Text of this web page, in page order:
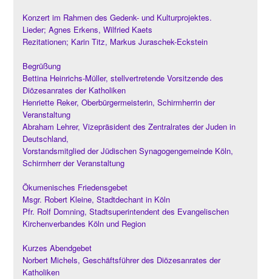
Konzert im Rahmen des Gedenk- und Kulturprojektes.
Lieder; Agnes Erkens, Wilfried Kaets
Rezitationen; Karin Titz, Markus Juraschek-Eckstein
Begrüßung
Bettina Heinrichs-Müller, stellvertretende Vorsitzende des
Diözesanrates der Katholiken
Henriette Reker, Oberbürgermeisterin, Schirmherrin der
Veranstaltung
Abraham Lehrer, Vizepräsident des Zentralrates der Juden in
Deutschland,
Vorstandsmitglied der Jüdischen Synagogengemeinde Köln,
Schirmherr der Veranstaltung
Ökumenisches Friedensgebet
Msgr. Robert Kleine, Stadtdechant in Köln
Pfr. Rolf Domning, Stadtsuperintendent des Evangelischen
Kirchenverbandes Köln und Region
Kurzes Abendgebet
Norbert Michels, Geschäftsführer des Diözesanrates der
Katholiken